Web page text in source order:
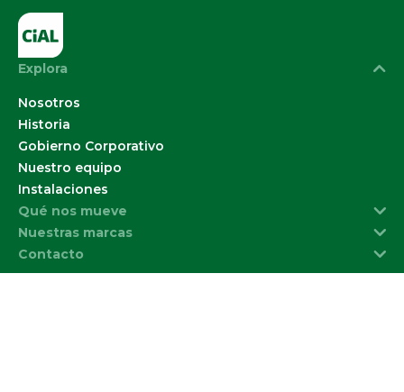
Explora
Nosotros
Historia
Gobierno Corporativo
Nuestro equipo
Instalaciones
Qué nos mueve
Nuestras marcas
Contacto